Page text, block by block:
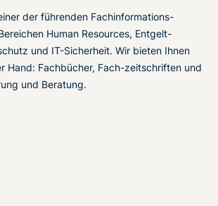
der führenden Fachinformations-
Human Resources, Entgelt-
und IT-Sicherheit. Wir bieten Ihnen
Hand: Fachbücher, Fach-zeitschriften und
und Beratung.